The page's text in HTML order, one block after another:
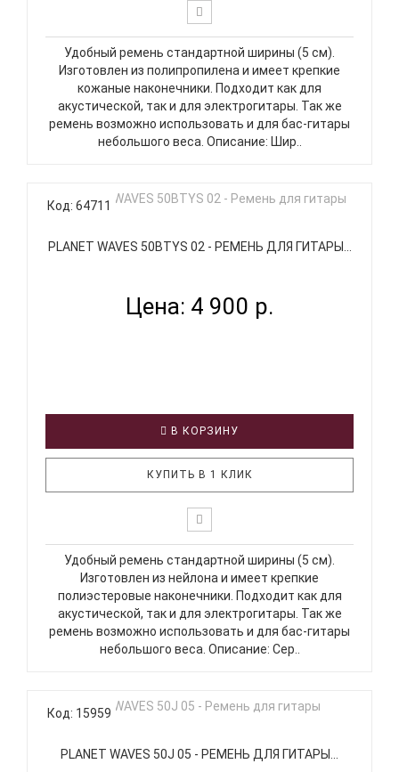
Удобный ремень стандартной ширины (5 см).
Изготовлен из полипропилена и имеет крепкие
кожаные наконечники. Подходит как для
акустической, так и для электрогитары. Так же
ремень возможно использовать и для бас-гитары
небольшого веса. Описание: Шир..
Код: 64711
PLANET WAVES 50BTYS 02 - РЕМЕНЬ ДЛЯ ГИТАРЫ...
Цена: 4 900 р.
В КОРЗИНУ
КУПИТЬ В 1 КЛИК
Удобный ремень стандартной ширины (5 см).
Изготовлен из нейлона и имеет крепкие
полиэстеровые наконечники. Подходит как для
акустической, так и для электрогитары. Так же
ремень возможно использовать и для бас-гитары
небольшого веса. Описание: Сер..
Код: 15959
PLANET WAVES 50J 05 - РЕМЕНЬ ДЛЯ ГИТАРЫ...